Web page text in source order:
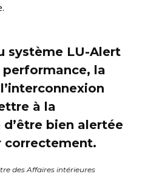
système LU-Alert
performance, la
à la
bien alertée
correctement.
des Affaires intérieures